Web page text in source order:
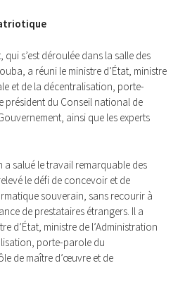
s’est déroulée dans la salle des
a réuni le ministre d’État, ministre
et de la décentralisation, porte-
président du Conseil national de
ainsi que les experts
a salué le travail remarquable des
le défi de concevoir et de
souverain, sans recourir à
de prestataires étrangers. Il a
d’État, ministre de l’Administration
porte-parole du
de maître d’œuvre et de